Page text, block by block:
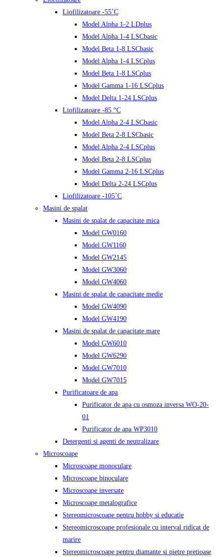
Liofilizatoare -55˚C
Model Alpha 1-2 LDplus
Model Alpha 1-4 LSCbasic
Model Beta 1-8 LSCbasic
Model Alpha 1-4 LSCplus
Model Beta 1-8 LSCplus
Model Gamma 1-16 LSCplus
Model Delta 1-24 LSCplus
Liofilizatoare -85 °C
Model Alpha 2-4 LSCbasic
Model Beta 2-8 LSCbasic
Model Alpha 2-4 LSCplus
Model Beta 2-8 LSCplus
Model Gamma 2-16 LSCplus
Model Delta 2-24 LSCplus
Liofilizatoare -105˚C
Masini de spalat
Masini de spalat de capacitate mica
Model GW0160
Model GW1160
Model GW2145
Model GW3060
Model GW4060
Masini de spalat de capacitate medie
Model GW4090
Model GW4190
Masini de spalat de capacitate mare
Model GW6010
Model GW6290
Model GW7010
Model GW7015
Purificatoare de apa
Purificator de apa cu osmoza inversa WO-20-
01
Purificator de apa WP3010
Detergenti si agenti de neutralizare
Microscoape
Microscoape monoculare
Microscoape binoculare
Microscoape inversate
Microscoape metalografice
Stereomicroscoape pentru hobby si educatie
Stereomicroscoape profesionale cu interval ridicat de
marire
Stereomicroscoape pentru diamante si pietre pretioase